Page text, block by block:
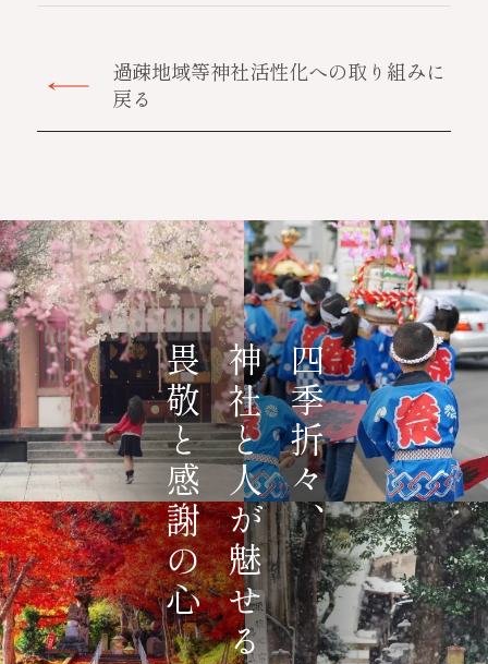
過疎地域等神社活性化への取り組みに
戻る
四季折々、
神社と人が魅せる
畏敬と感謝の心